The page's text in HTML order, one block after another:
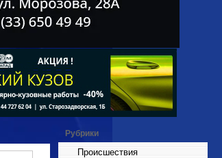
Рубрики
Происшествия